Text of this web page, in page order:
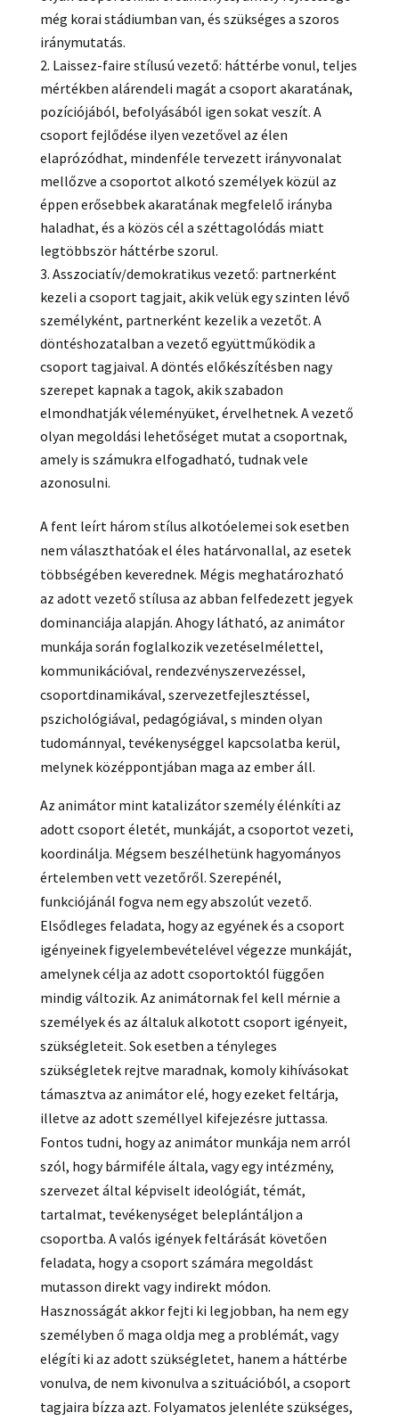
még korai stádiumban van, és szükséges a szoros
iránymutatás.
Laissez-faire stílusú vezető: háttérbe vonul, teljes
mértékben alárendeli magát a csoport akaratának,
pozíciójából, befolyásából igen sokat veszít. A
csoport fejlődése ilyen vezetővel az élen
elaprózódhat, mindenféle tervezett irányvonalat
mellőzve a csoportot alkotó személyek közül az
éppen erősebbek akaratának megfelelő irányba
haladhat, és a közös cél a széttagolódás miatt
legtöbbször háttérbe szorul.
Asszociatív/demokratikus vezető: partnerként
kezeli a csoport tagjait, akik velük egy szinten lévő
személyként, partnerként kezelik a vezetőt. A
döntéshozatalban a vezető együttműködik a
csoport tagjaival. A döntés előkészítésben nagy
szerepet kapnak a tagok, akik szabadon
elmondhatják véleményüket, érvelhetnek. A vezető
olyan megoldási lehetőséget mutat a csoportnak,
amely is számukra elfogadható, tudnak vele
azonosulni.
A fent leírt három stílus alkotóelemei sok esetben
nem választhatóak el éles határvonallal, az esetek
többségében keverednek. Mégis meghatározható
az adott vezető stílusa az abban felfedezett jegyek
dominanciája alapján. Ahogy látható, az animátor
munkája során foglalkozik vezetéselmélettel,
kommunikációval, rendezvényszervezéssel,
csoportdinamikával, szervezetfejlesztéssel,
pszichológiával, pedagógiával, s minden olyan
tudománnyal, tevékenységgel kapcsolatba kerül,
melynek középpontjában maga az ember áll.
Az animátor mint katalizátor személy élénkíti az
adott csoport életét, munkáját, a csoportot vezeti,
koordinálja. Mégsem beszélhetünk hagyományos
értelemben vett vezetőről. Szerepénél,
funkciójánál fogva nem egy abszolút vezető.
Elsődleges feladata, hogy az egyének és a csoport
igényeinek figyelembevételével végezze munkáját,
amelynek célja az adott csoportoktól függően
mindig változik. Az animátornak fel kell mérnie a
személyek és az általuk alkotott csoport igényeit,
szükségleteit. Sok esetben a tényleges
szükségletek rejtve maradnak, komoly kihívásokat
támasztva az animátor elé, hogy ezeket feltárja,
illetve az adott személlyel kifejezésre juttassa.
Fontos tudni, hogy az animátor munkája nem arról
szól, hogy bármiféle általa, vagy egy intézmény,
szervezet által képviselt ideológiát, témát,
tartalmat, tevékenységet beleplántáljon a
csoportba. A valós igények feltárását követően
feladata, hogy a csoport számára megoldást
mutasson direkt vagy indirekt módon.
Hasznosságát akkor fejti ki legjobban, ha nem egy
személyben ő maga oldja meg a problémát, vagy
elégíti ki az adott szükségletet, hanem a háttérbe
vonulva, de nem kivonulva a szituációból, a csoport
tagjaira bízza azt. Folyamatos jelenléte szükséges,